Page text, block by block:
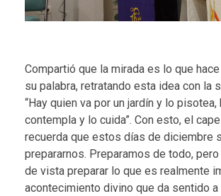
Compartió que la mirada es lo que
su palabra, retratando esta idea con la
“Hay quien va por un jardín y lo pisotea,
contempla y lo cuida”. Con esto, el
recuerda que estos días de diciembre
prepararnos. Preparamos de todo,
de vista preparar lo que es realmente
acontecimiento divino que da sentido